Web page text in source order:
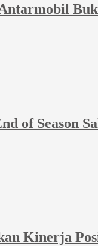
of Season
Kinerja